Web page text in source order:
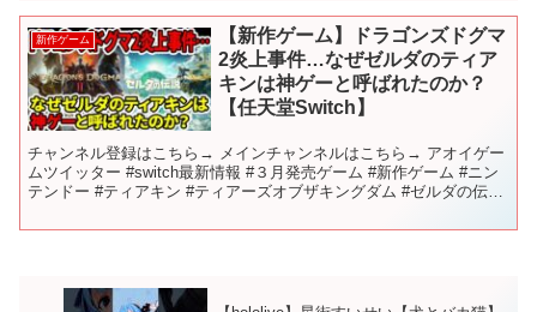
新作ゲーム
【新作ゲーム】ドラゴンズドグマ
2炎上事件…なぜゼルダのティア
キンは神ゲーと呼ばれたのか？
【任天堂Switch】
チャンネル登録はこちら→ メインチャンネルはこちら→ アオイゲー
ムツイッター #switch最新情報 #３月発売ゲーム #新作ゲーム #ニン
テンドー #ティアキン #ティアーズオブザキングダム #ゼルダの伝説